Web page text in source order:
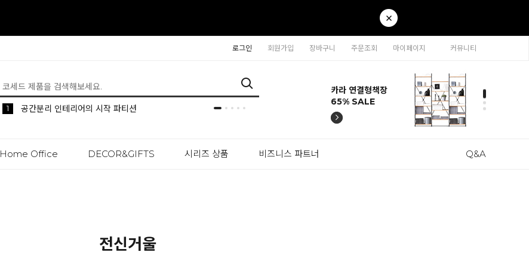
로그인 회원가입 장바구니 주문조회 마이페이지 커뮤니티
5 생활 속 편리한 이동식 사이드 테이블 시리즈
1 공간분리 인테리어의 시작 파티션
티나 인테리어의자
57% SALE
카라 연결형책장
65% SALE
이동형 높이조절
테이블 47% SALE
티나 인테리어의자
57% SALE
카라 연결형책장
65% SALE
Home Office DECOR&GIFTS 시리즈 상품 비즈니스 파트너 Q&A
전신거울